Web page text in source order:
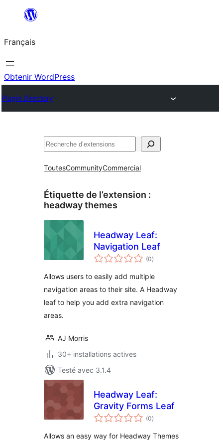
contenu
Français
Obtenir WordPress
Plugin Directory
Rechercher
ToutesCommunityCommercial
Étiquette de l’extension :
headway themes
Headway Leaf:
Navigation Leaf
(0notes
en
)
Allows users to easily add multiple
navigation areas to their site. A Headway
leaf to help you add extra navigation
areas.
AJ Morris
30+ installations actives
Testé avec 3.1.4
Headway Leaf:
Gravity Forms Leaf
(0notes
en
)
Allows an easy way for Headway Themes